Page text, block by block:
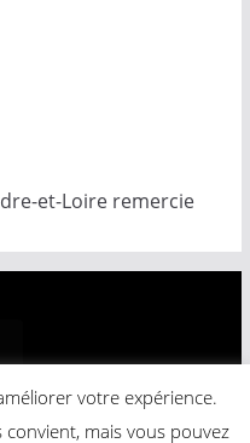
et-Loire remercie
Basket-Ball
votre expérience.
mais vous pouvez